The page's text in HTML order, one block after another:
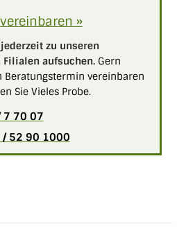
»
zu unseren
aufsuchen.Gern
Beratungstermin vereinbaren
Sie Vieles Probe.
7 70 07
52 90 1000